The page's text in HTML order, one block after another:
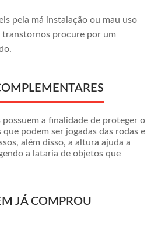
pela má instalação ou mau uso
procure por um
a finalidade de proteger o
podem ser jogadas das rodas e
além disso, a altura ajuda a
a lataria de objetos que
JÁ COMPROU